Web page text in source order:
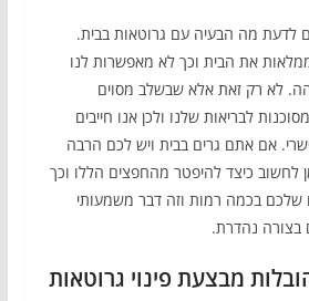
לדעת מה הבעיה עם גרוטאות בבית.
את הבית וכך לא מאפשרות לנו
לא רק זאת אלא שבשלב מסוים
לבריאות שלנו ולכן אנו חייבים
אם אתם גרים בבית ויש לכם הרבה
לחשוב כיצד להיפטר מהחפצים הללו וכך
שלכם בכמה רמות וזה דבר משמעותי
בצורה נהדרת.
מבצעת פינוי גרוטאות